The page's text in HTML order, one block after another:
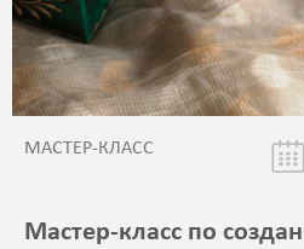
МАСТЕР-КЛАСС
Мастер-класс по